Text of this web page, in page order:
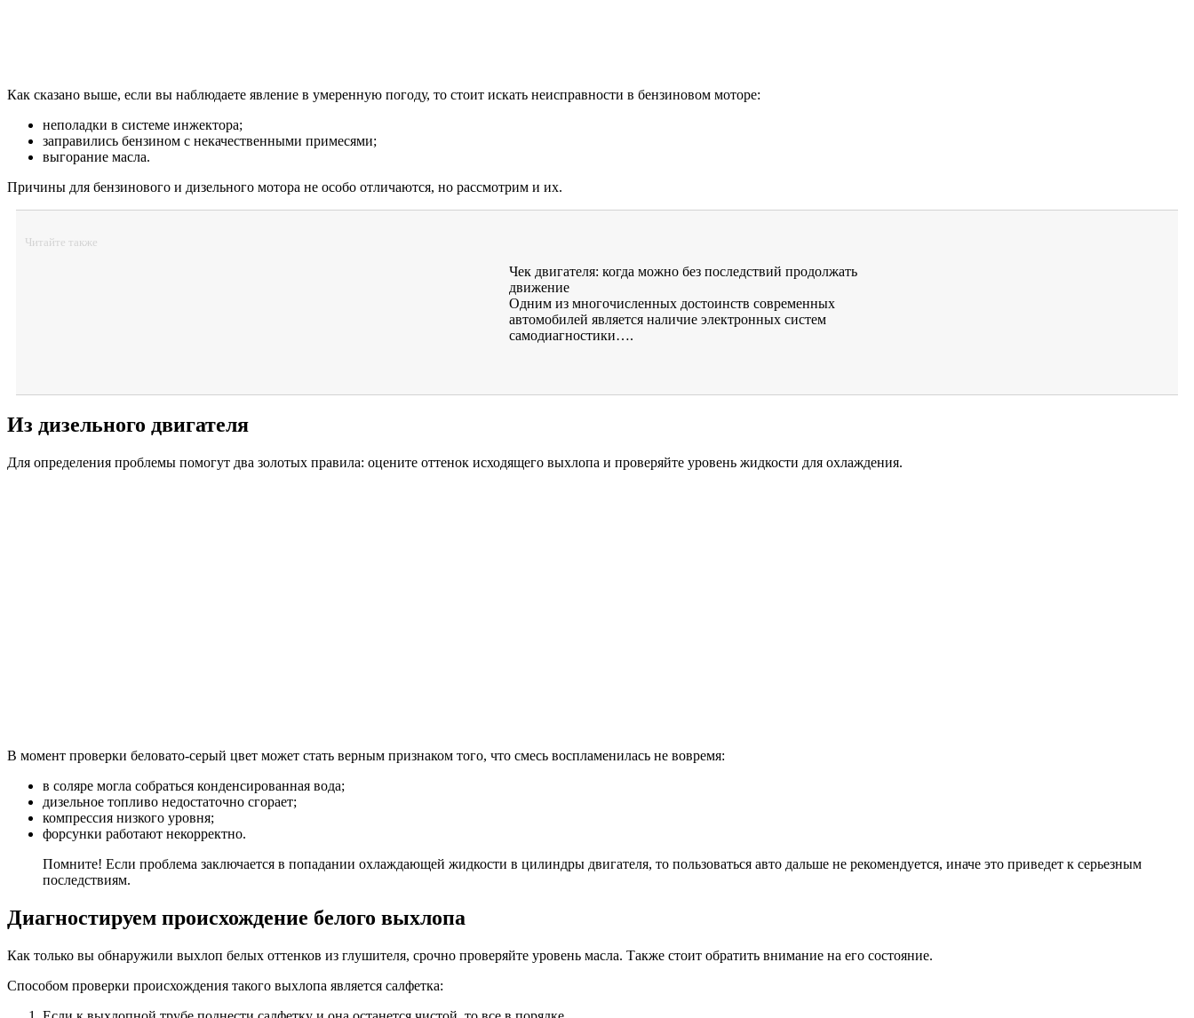
Как сказано выше, если вы наблюдаете явление в умеренную погоду, то стоит искать неисправности в бензиновом моторе:
неполадки в системе инжектора;
заправились бензином с некачественными примесями;
выгорание масла.
Причины для бензинового и дизельного мотора не особо отличаются, но рассмотрим и их.
Читайте также
Чек двигателя: когда можно без последствий продолжать
движение
Одним из многочисленных достоинств современных
автомобилей является наличие электронных систем
самодиагностики….
Из дизельного двигателя
Для определения проблемы помогут два золотых правила: оцените оттенок исходящего выхлопа и проверяйте уровень жидкости для охлаждения.
В момент проверки беловато-серый цвет может стать верным признаком того, что смесь воспламенилась не вовремя:
в соляре могла собраться конденсированная вода;
дизельное топливо недостаточно сгорает;
компрессия низкого уровня;
форсунки работают некорректно.
Помните! Если проблема заключается в попадании охлаждающей жидкости в цилиндры двигателя, то пользоваться авто дальше не рекомендуется, иначе это приведет к серьезным
последствиям.
Диагностируем происхождение белого выхлопа
Как только вы обнаружили выхлоп белых оттенков из глушителя, срочно проверяйте уровень масла. Также стоит обратить внимание на его состояние.
Способом проверки происхождения такого выхлопа является салфетка: